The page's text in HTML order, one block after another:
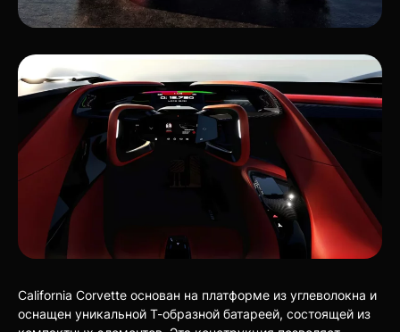
California Corvette основан на платформе из углеволокна и
оснащен уникальной Т-образной батареей, состоящей из